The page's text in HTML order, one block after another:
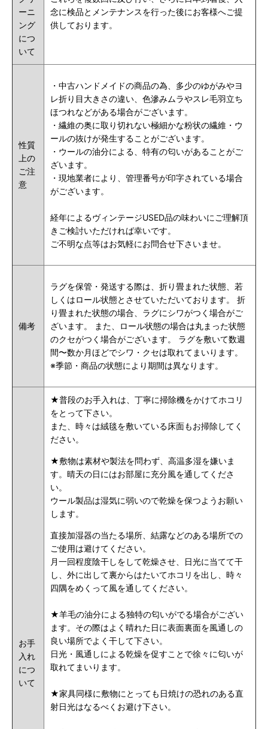
ーニ
ング
につ
いて
念に検品とメンテナンスを行った後にお客様へご提
供しております。
性質
上の
ご注
意
・ 中古ハンドメイドの商品の為、多少のゆがみやヨ
レ折り目大きさの違い、色滲みムラやスレ毛羽立ち
ほつれなどがある場合がございます。
・繊維の奥に取り切れない極細かな粉状の繊維・ウ
ールの抜けが発生することがございます。
・ウールの油分による、特有の匂いがあることがご
ざいます。
・現地業者により、管理番号が印字されている場合
がございます。
経年によるヴィンテージUSED品の味わいにご理解頂
きご検討いただければ幸いです。
ご不明な点等はお気軽にお問合せ下さいませ。
備考
ラグを保管・発送する際は、折り畳まれた状態、若
しくはロール状態とさせていただいております。 折
り畳まれた状態の場合、ラグにシワがつく場合がご
ざいます。 また、ロール状態の場合は丸まった状態
のクセがつく場合がございます。 ラグを敷いて数週
間〜数か月ほどでシワ・クセは取れてまいります。
※季節・商品の状態により期間は異なります。
お手
入れ
につ
いて
★普段のお手入れは、丁寧に掃除機をかけてホコリ
をとって下さい。
また、時々は絨毯を敷いている床面もお掃除してく
ださい。
★敷物は素材や製法を問わず、高温多湿を嫌いま
す。晴天の日にはお部屋に充分風を通してくださ
い。
ウール製品は湿気に弱いので乾燥を保つようお願い
します。
直接加湿器の当たる場所、結露などのある場所での
ご使用は避けてください。
月一回程度陰干しをして乾燥させ、日光に当てて干
し、外に出して裏からはたいてホコリを出し、時々
四隅をめくって風を通してください。
★羊毛の油分による独特の匂いがでる場合がござい
ます。その際はよく晴れた日に表面裏面を風通しの
良い場所でよく干して下さい。
日光・風通しによる乾燥を促すことで徐々に匂いが
取れてまいります。
★家具同様に敷物にとっても日焼けの恐れのある直
射日光はなるべくお避け下さい。